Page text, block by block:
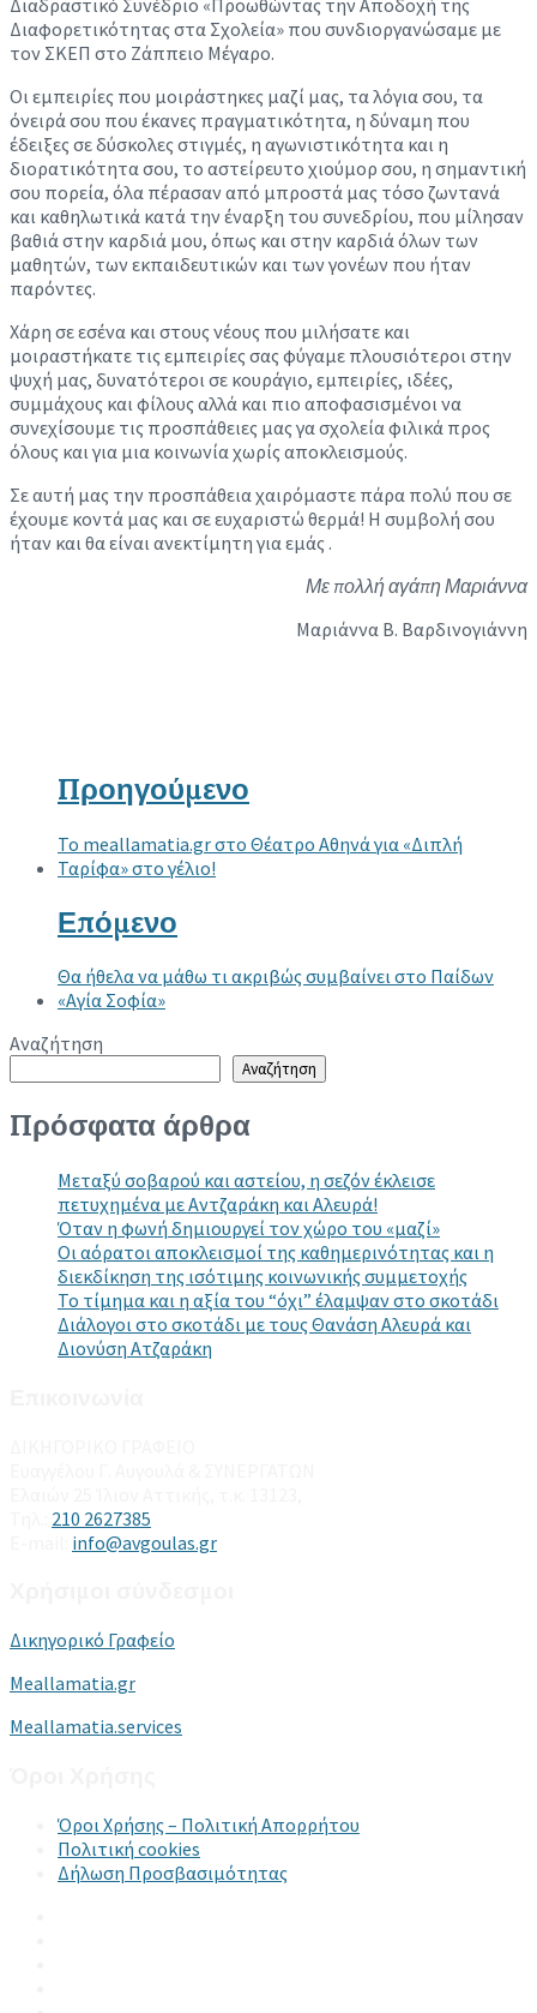
Διαφορετικότητας στα Σχολεία» που συνδιοργανώσαμε με
τον ΣΚΕΠ στο Ζάππειο Μέγαρο.
Οι εμπειρίες που μοιράστηκες μαζί μας, τα λόγια σου, τα
όνειρά σου που έκανες πραγματικότητα, η δύναμη που
έδειξες σε δύσκολες στιγμές, η αγωνιστικότητα και η
διορατικότητα σου, το αστείρευτο χιούμορ σου, η σημαντική
σου πορεία, όλα πέρασαν από μπροστά μας τόσο ζωντανά
και καθηλωτικά κατά την έναρξη του συνεδρίου, που μίλησαν
βαθιά στην καρδιά μου, όπως και στην καρδιά όλων των
μαθητών, των εκπαιδευτικών και των γονέων που ήταν
παρόντες.
Χάρη σε εσένα και στους νέους που μιλήσατε και
μοιραστήκατε τις εμπειρίες σας φύγαμε πλουσιότεροι στην
ψυχή μας, δυνατότεροι σε κουράγιο, εμπειρίες, ιδέες,
συμμάχους και φίλους αλλά και πιο αποφασισμένοι να
συνεχίσουμε τις προσπάθειες μας γα σχολεία φιλικά προς
όλους και για μια κοινωνία χωρίς αποκλεισμούς.
Σε αυτή μας την προσπάθεια χαιρόμαστε πάρα πολύ που σε
έχουμε κοντά μας και σε ευχαριστώ θερμά! Η συμβολή σου
ήταν και θα είναι ανεκτίμητη για εμάς .
Με πολλή αγάπη Μαριάννα
Μαριάννα Β. Βαρδινογιάννη
Προηγούμενο
Το meallamatia.gr στο Θέατρο Αθηνά για «Διπλή
Ταρίφα» στο γέλιο!
Επόμενο
Θα ήθελα να μάθω τι ακριβώς συμβαίνει στο Παίδων
«Αγία Σοφία»
Αναζήτηση
Αναζήτηση
Πρόσφατα άρθρα
Μεταξύ σοβαρού και αστείου, η σεζόν έκλεισε
πετυχημένα με Αντζαράκη και Αλευρά!
Όταν η φωνή δημιουργεί τον χώρο του «μαζί»
Οι αόρατοι αποκλεισμοί της καθημερινότητας και η
διεκδίκηση της ισότιμης κοινωνικής συμμετοχής
Το τίμημα και η αξία του “όχι” έλαμψαν στο σκοτάδι
Διάλογοι στο σκοτάδι με τους Θανάση Αλευρά και
Διονύση Ατζαράκη
210 2627385
info@avgoulas.gr
Δικηγορικό Γραφείο
Meallamatia.gr
Meallamatia.services
Όροι Χρήσης – Πολιτική Απορρήτου
Πολιτική cookies
Δήλωση Προσβασιμότητας